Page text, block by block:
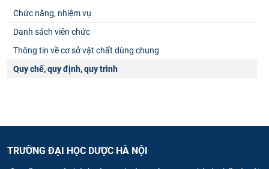
Chức năng, nhiệm vụ
Danh sách viên chức
Thông tin về cơ sở vật chất dùng chung
Quy chế, quy định, quy trình
TRƯỜNG ĐẠI HỌC DƯỢC HÀ NỘI